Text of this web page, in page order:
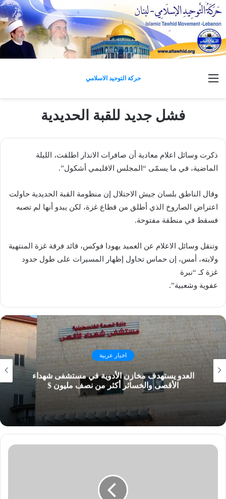
حركة التوحيد الاسلامي
فشل جديد للقبة الحديدية
ذكرت وسائل اعلام معادية أن صافرات الانذار اطلقت، الليلة
الماضية، في ما يسمّى “المجلس الاقليمي أشكول”.
وقال الناطق بلسان جيش الاحتلال إن منظومة القبة الحديدية حاولت
اعتراض الصاروخ الذي أطلق من قطاع غزة، لكن يبدو أنها لم تصبه
فسقط في منطقة مفتوحة.
وتنقل وسائل الاعلام عن العميد يهودا فوكس، قائد فرقة غزة المنتهية
ولايته، أمس، إن حماس تحاول إظهار المسيرات على طول حدود
غزة كـ “نبرة
عفوية وشعبية”.
اخبار عربية
العدو يستهدف مخازن الأدوية في مستشفى شهداء
الأقصى والخسائر أكثر من نصف مليون $